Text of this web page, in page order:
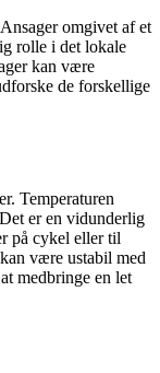
omgivet af et
rolle i det lokale
kan være
de forskellige
Temperaturen
er en vidunderlig
på cykel eller til
være ustabil med
medbringe en let